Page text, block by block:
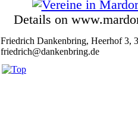
Details on
Friedrich Dankenbring, Heerhof 3,
friedrich@dankenbring.de